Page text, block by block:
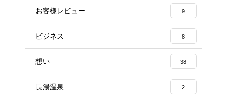
お客様レビュー 9
ビジネス 8
想い 38
長湯温泉 2